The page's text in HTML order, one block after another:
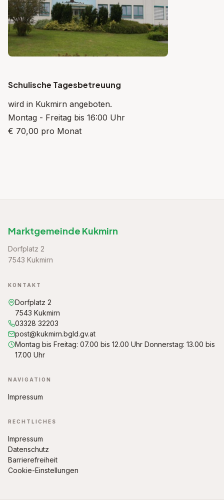
Schulische Tagesbetreuung
wird in Kukmirn angeboten.
Montag - Freitag bis 16:00 Uhr
€ 70,00 pro Monat
Marktgemeinde Kukmirn
Dorfplatz 2
7543 Kukmirn
KONTAKT
Dorfplatz 2
7543 Kukmirn
03328 32203
post@kukmirn.bgld.gv.at
Montag bis Freitag: 07.00 bis 12.00 Uhr Donnerstag: 13.00 bis
17.00 Uhr
NAVIGATION
Impressum
RECHTLICHES
Impressum
Datenschutz
Barrierefreiheit
Cookie-Einstellungen